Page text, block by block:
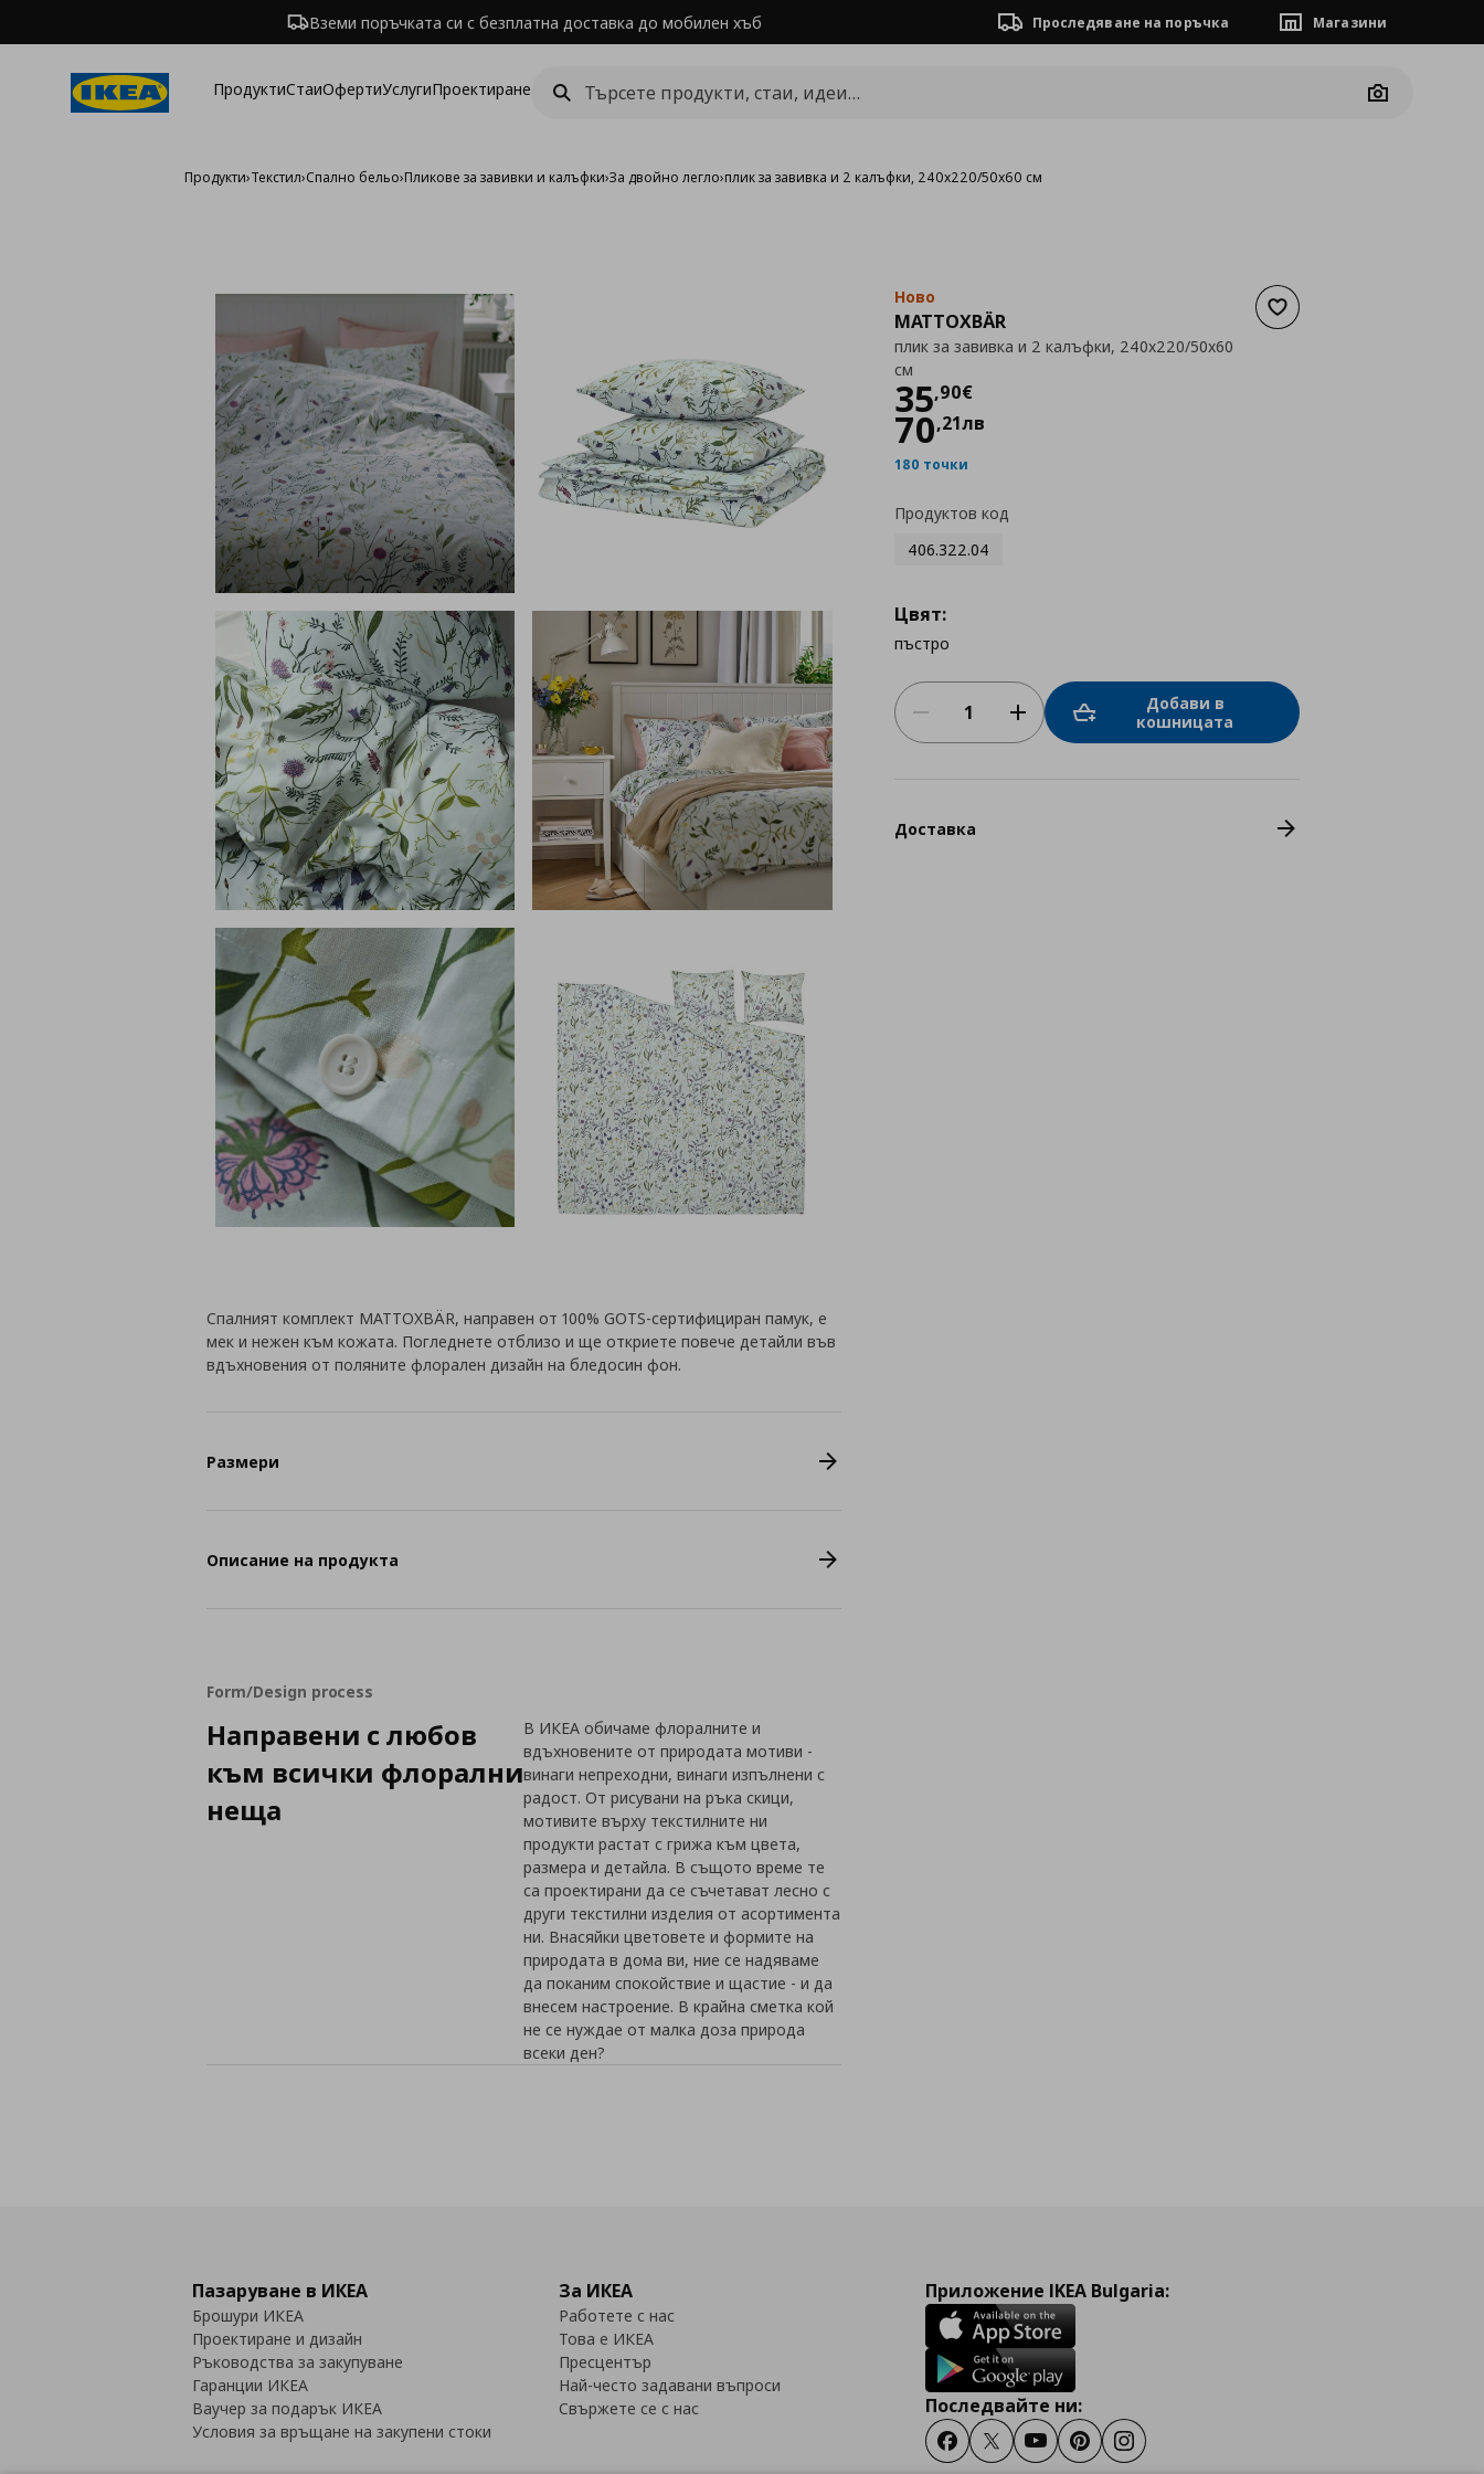
Вземи поръчката си с безплатна доставка до мобилен хъб Проследяване на поръчка Магазини
ПродуктиСтаиОфертиУслугиПроектиране
Camera
Продукти›Текстил›Спално бельо›Пликове за завивки и калъфки›За двойно легло›плик за завивка и 2 калъфки, 240x220/50x60 см
Добави към списъка с
Ново
MATTOXBÄR
плик за завивка и 2 калъфки, 240x220/50x60
см
35,90€
Цена
70,21лв
180 точки
Продуктов код
406.322.04
Цвят:
пъстро
Добави в
кошницата
Доставка
Спалният комплект MATTOXBÄR, направен от 100% GOTS-сертифициран памук, е
мек и нежен към кожата. Погледнете отблизо и ще откриете повече детайли във
вдъхновения от поляните флорален дизайн на бледосин фон.
Размери
Описание на продукта
Form/Design process
Направени с любов
към всички флорални
неща
В ИКЕА обичаме флоралните и
вдъхновените от природата мотиви -
винаги непреходни, винаги изпълнени с
радост. От рисувани на ръка скици,
мотивите върху текстилните ни
продукти растат с грижа към цвета,
размера и детайла. В същото време те
са проектирани да се съчетават лесно с
други текстилни изделия от асортимента
ни. Внасяйки цветовете и формите на
природата в дома ви, ние се надяваме
да поканим спокойствие и щастие - и да
внесем настроение. В крайна сметка кой
не се нуждае от малка доза природа
всеки ден?
Пазаруване в ИКЕА
Брошури ИКЕА
Проектиране и дизайн
Ръководства за закупуване
Гаранции ИКЕА
Ваучер за подарък ИКЕА
Условия за връщане на закупени стоки
За ИКЕА
Работете с нас
Това е ИКЕА
Пресцентър
Най-често задавани въпроси
Свържете се с нас
Приложение IKEA Bulgaria:
Последвайте ни:
FacebookTwitterYoutubePinterestInstagram